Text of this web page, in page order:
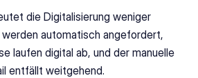
die Digitalisierung weniger
automatisch angefordert,
laufen digital ab, und der manuelle
entfällt weitgehend.